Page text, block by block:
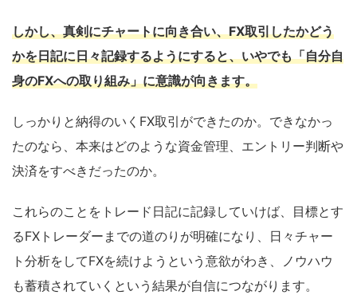
しかし、真剣にチャートに向き合い、FX取引したかどう
かを日記に日々記録するようにすると、いやでも「自分自
身のFXへの取り組み」に意識が向きます。
しっかりと納得のいくFX取引ができたのか。できなかっ
たのなら、本来はどのような資金管理、エントリー判断や
決済をすべきだったのか。
これらのことをトレード日記に記録していけば、目標とす
るFXトレーダーまでの道のりが明確になり、日々チャー
ト分析をしてFXを続けようという意欲がわき、ノウハウ
も蓄積されていくという結果が自信につながります。